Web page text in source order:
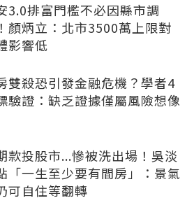
3.0排富門檻不必因縣市調
顏炳立：北市3500萬上限對
影響低
雙殺恐引發金融危機？學者4
驗證：缺乏證據僅屬風險想像
款投股市...慘被洗出場！吳淡
「一生至少要有間房」：景氣
可自住等翻轉